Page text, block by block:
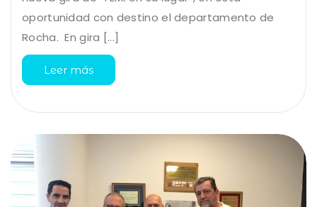
oportunidad con destino el departamento de
Rocha. En gira [...]
Leer más